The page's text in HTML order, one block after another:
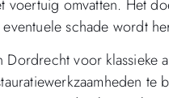
voertuig omvatten. Het
schade wordt
voor klassieke
te